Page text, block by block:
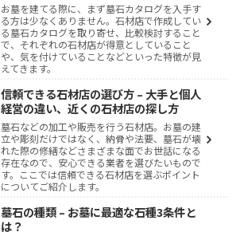
お墓を建てる際に、まず墓石カタログを入手す
る方は少なくありません。石材店で作成してい
る墓石カタログを取り寄せ、比較検討すること
で、それぞれの石材店が得意としていること
や、気を付けていることなどといった特徴が見
えてきます。
信頼できる石材店の選び方 – 大手と個人
経営の違い、近くの石材店の探し方
墓石などの加工や販売を行う石材店。お墓の建
立や彫刻だけではなく、納骨や法要、墓石が壊
れた際の修繕などさまざまな面でお世話になる
存在なので、安心できる業者を選びたいもので
す。ここでは信頼できる石材店を選ぶポイント
についてご紹介します。
墓石の種類 – お墓に最適な石種3条件と
は？